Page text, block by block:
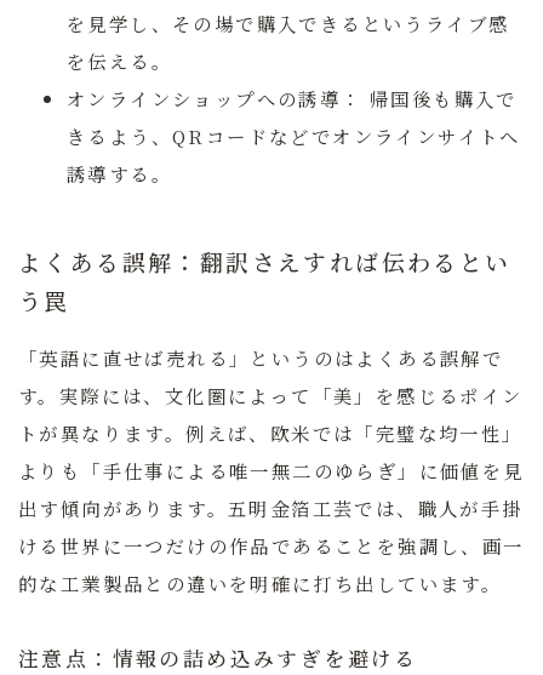
を見学し、その場で購入できるというライブ感
を伝える。
オンラインショップへの誘導：
帰国後も購入で
きるよう、QRコードなどでオンラインサイトへ
誘導する。
よくある誤解：翻訳さえすれば伝わるとい
う罠
「英語に直せば売れる」というのはよくある誤解で
す。実際には、文化圏によって「美」を感じるポイン
トが異なります。例えば、欧米では「完璧な均一性」
よりも「手仕事による唯一無二のゆらぎ」に価値を見
出す傾向があります。五明金箔工芸では、職人が手掛
ける世界に一つだけの作品であることを強調し、画一
的な工業製品との違いを明確に打ち出しています。
注意点：情報の詰め込みすぎを避ける